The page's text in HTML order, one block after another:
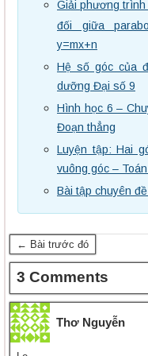
Giải phương
đối giữa
y=mx+n
Hệ số góc của
dưỡng Đại số 9
Hình học 6 –
Đoạn thẳng
Luyện tập: Hai
vuông góc –
Bài tập chuyên
← Bài trước đó
3 Comments
Thơ Nguyễn